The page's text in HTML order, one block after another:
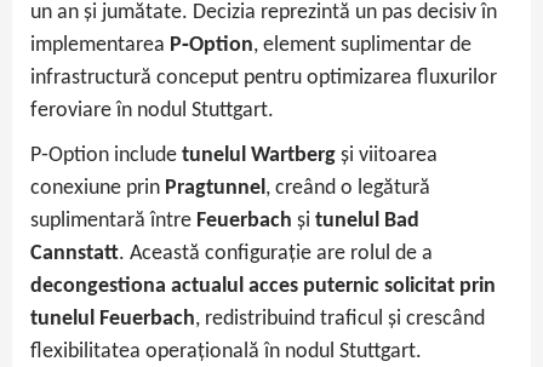
un an și jumătate. Decizia reprezintă un pas decisiv în
implementarea P‑Option, element suplimentar de
infrastructură conceput pentru optimizarea fluxurilor
feroviare în nodul Stuttgart.
P‑Option include tunelul Wartberg și viitoarea
conexiune prin Pragtunnel, creând o legătură
suplimentară între Feuerbach și tunelul Bad
Cannstatt. Această configurație are rolul de a
decongestiona actualul acces puternic solicitat prin
tunelul Feuerbach, redistribuind traficul și crescând
flexibilitatea operațională în nodul Stuttgart.